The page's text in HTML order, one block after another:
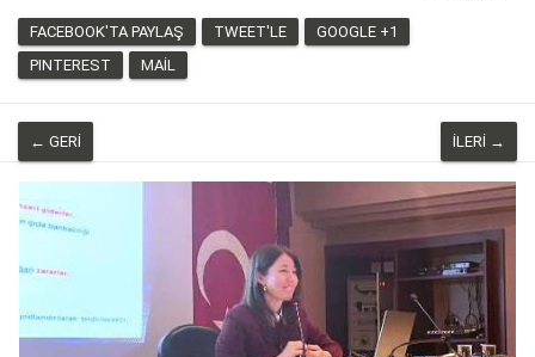
FACEBOOK'TA PAYLAŞ TWEET'LE
GOOGLE +1
PINTEREST
MAIL
← GERI İLERI →